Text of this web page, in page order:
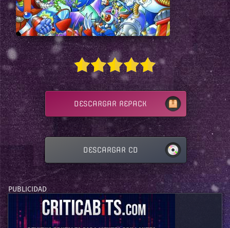
DESCARGAR REPACK
DESCARGAR CD